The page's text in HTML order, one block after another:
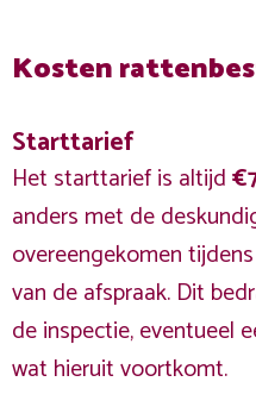
Kosten
Starttarief
Het starttarief is altijd
anders met de
overeengekomen
van de afspraak. Dit
de inspectie, eventueel
wat hieruit voortkomt.